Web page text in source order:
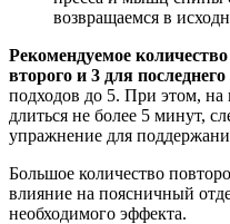
возвращаемся в
Рекомендуемое
второго и 3 для
подходов до 5. При этом,
длиться не более 5 минут,
упражнение для
Большое количество
влияние на поясничный
необходимого эффекта.